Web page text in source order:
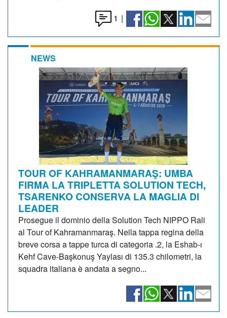
1 |
NEWS
TOUR OF KAHRAMANMARAŞ: UMBA
FIRMA LA TRIPLETTA SOLUTION TECH,
TSARENKO CONSERVA LA MAGLIA DI
LEADER
Prosegue il dominio della Solution Tech NIPPO Rali
al Tour of Kahramanmaraş. Nella tappa regina della
breve corsa a tappe turca di categoria .2, la Eshab-ı
Kehf Cave-Başkonuş Yaylası di 135.3 chilometri, la
squadra italiana è andata a segno...